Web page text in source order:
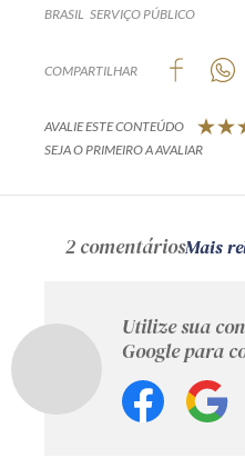
BRASIL SERVIÇO PÚBLICO
COMPARTILHAR
AVALIE ESTE CONTEÚDO
SEJA O PRIMEIRO A AVALIAR
2 comentáriosMais
Utilize sua
Google para